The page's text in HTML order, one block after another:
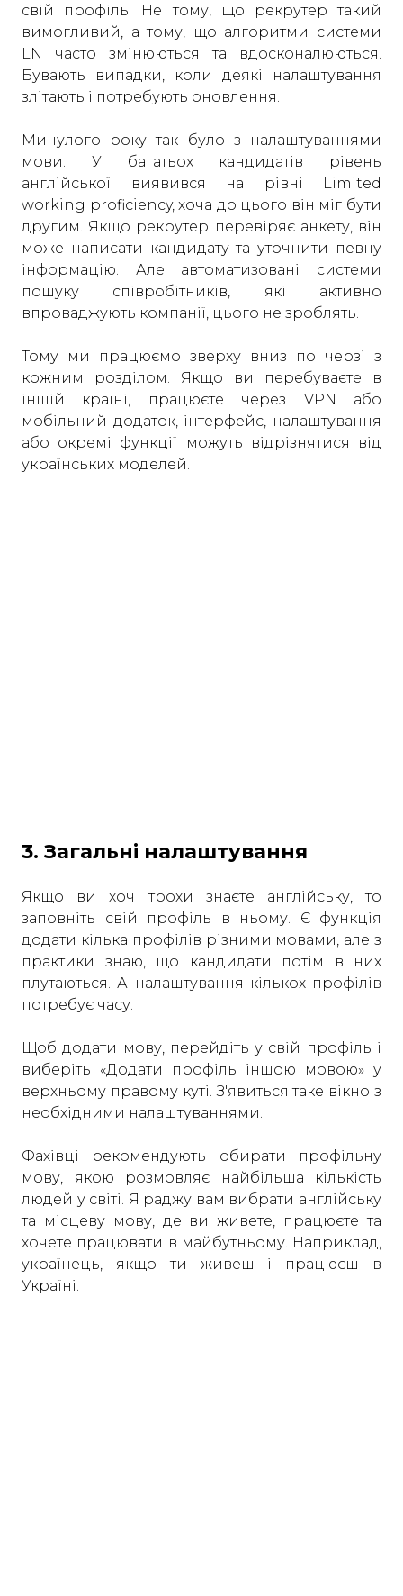
свій профіль. Не тому, що рекрутер такий
вимогливий, а тому, що алгоритми системи
LN часто змінюються та вдосконалюються.
Бувають випадки, коли деякі налаштування
злітають і потребують оновлення.
Минулого року так було з налаштуваннями
мови. У багатьох кандидатів рівень
англійської виявився на рівні Limited
working proficiency, хоча до цього він міг бути
другим. Якщо рекрутер перевіряє анкету, він
може написати кандидату та уточнити певну
інформацію. Але автоматизовані системи
пошуку співробітників, які активно
впроваджують компанії, цього не зроблять.
Тому ми працюємо зверху вниз по черзі з
кожним розділом. Якщо ви перебуваєте в
іншій країні, працюєте через VPN або
мобільний додаток, інтерфейс, налаштування
або окремі функції можуть відрізнятися від
українських моделей.
3. Загальні налаштування
Якщо ви хоч трохи знаєте англійську, то
заповніть свій профіль в ньому. Є функція
додати кілька профілів різними мовами, але з
практики знаю, що кандидати потім в них
плутаються. А налаштування кількох профілів
потребує часу.
Щоб додати мову, перейдіть у свій профіль і
виберіть «Додати профіль іншою мовою» у
верхньому правому куті. З'явиться таке вікно з
необхідними налаштуваннями.
Фахівці рекомендують обирати профільну
мову, якою розмовляє найбільша кількість
людей у світі. Я раджу вам вибрати англійську
та місцеву мову, де ви живете, працюєте та
хочете працювати в майбутньому. Наприклад,
українець, якщо ти живеш і працюєш в
Україні.